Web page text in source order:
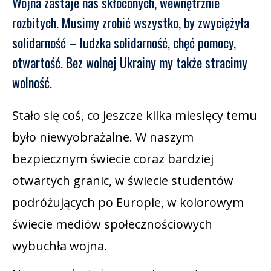
rozbitych. Musimy zrobić wszystko, by zwyciężyła
solidarność – ludzka solidarność, chęć pomocy,
otwartość. Bez wolnej Ukrainy my także stracimy
wolność.
Stało się coś, co jeszcze kilka miesięcy temu
było niewyobrażalne. W naszym
bezpiecznym świecie coraz bardziej
otwartych granic, w świecie studentów
podróżujących po Europie, w kolorowym
świecie mediów społecznościowych
wybuchła wojna.